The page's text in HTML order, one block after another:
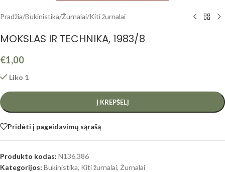
Pradžia/Bukinistika/Žurnalai/Kiti žurnalai
MOKSLAS IR TECHNIKA, 1983/8
€1,00
Liko 1
Į KREPŠELĮ
Pridėti į pageidavimų sąrašą
Produkto kodas: N136.386
Kategorijos: Bukinistika, Kiti žurnalai, Žurnalai